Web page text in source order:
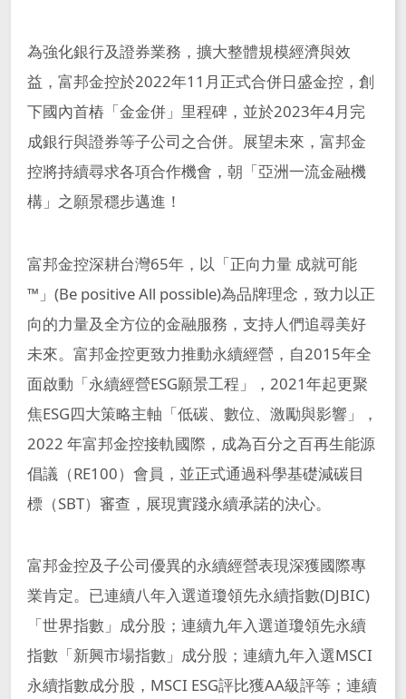
董事進修
智慧財產管理計畫及執行情況
公司治理運作情形
誠信經營運作情形
風險管理組織及運作
獨立董事與稽核主管及會計師溝通情形
各項ISO證書-富邦金控及子公司
大陸富邦華一銀行
富邦產險
大陸富邦財險
越南富邦產險
富邦證券
富邦證券(香港)
富邦金控創投
富邦投信
富邦基金(香港)
富邦期貨
富邦投顧
為強化銀行及證券業務，擴大整體規模經濟與效
益，富邦金控於2022年11月正式合併日盛金控，創
下國內首樁「金金併」里程碑，並於2023年4月完
成銀行與證券等子公司之合併。展望未來，富邦金
控將持續尋求各項合作機會，朝「亞洲一流金融機
構」之願景穩步邁進！
富邦金控深耕台灣65年，以「正向力量 成就可能
™」(Be positive All possible)為品牌理念，致力以正
向的力量及全方位的金融服務，支持人們追尋美好
未來。富邦金控更致力推動永續經營，自2015年全
面啟動「永續經營ESG願景工程」，2021年起更聚
焦ESG四大策略主軸「低碳、數位、激勵與影響」，
2022 年富邦金控接軌國際，成為百分之百再生能源
倡議（RE100）會員，並正式通過科學基礎減碳目
標（SBT）審查，展現實踐永續承諾的決心。
富邦金控及子公司優異的永續經營表現深獲國際專
業肯定。已連續八年入選道瓊領先永續指數(DJBIC)
「世界指數」成分股；連續九年入選道瓊領先永續
指數「新興市場指數」成分股；連續九年入選MSCI
永續指數成分股，MSCI ESG評比獲AA級評等；連續